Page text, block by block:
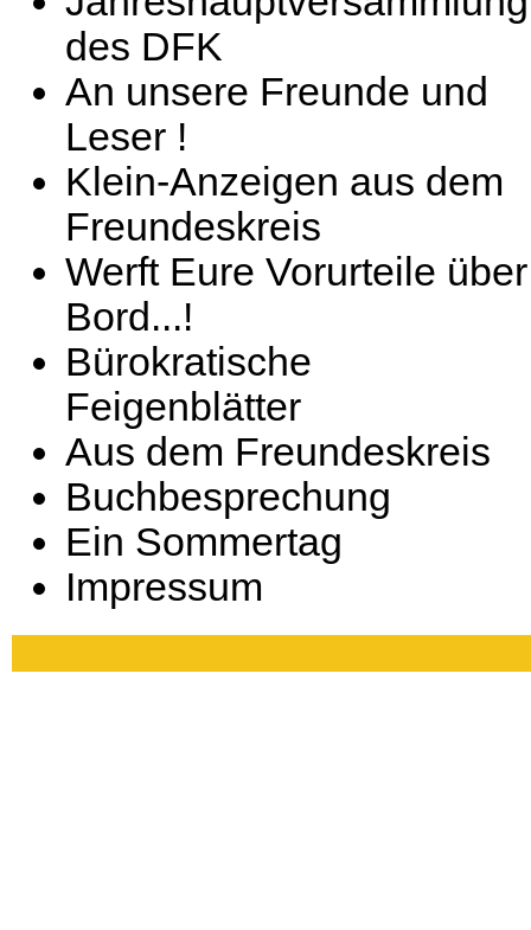
des DFK
An unsere Freunde und
Leser !
Klein-Anzeigen aus dem
Freundeskreis
Werft Eure Vorurteile über
Bord...!
Bürokratische
Feigenblätter
Aus dem Freundeskreis
Buchbesprechung
Ein Sommertag
Impressum